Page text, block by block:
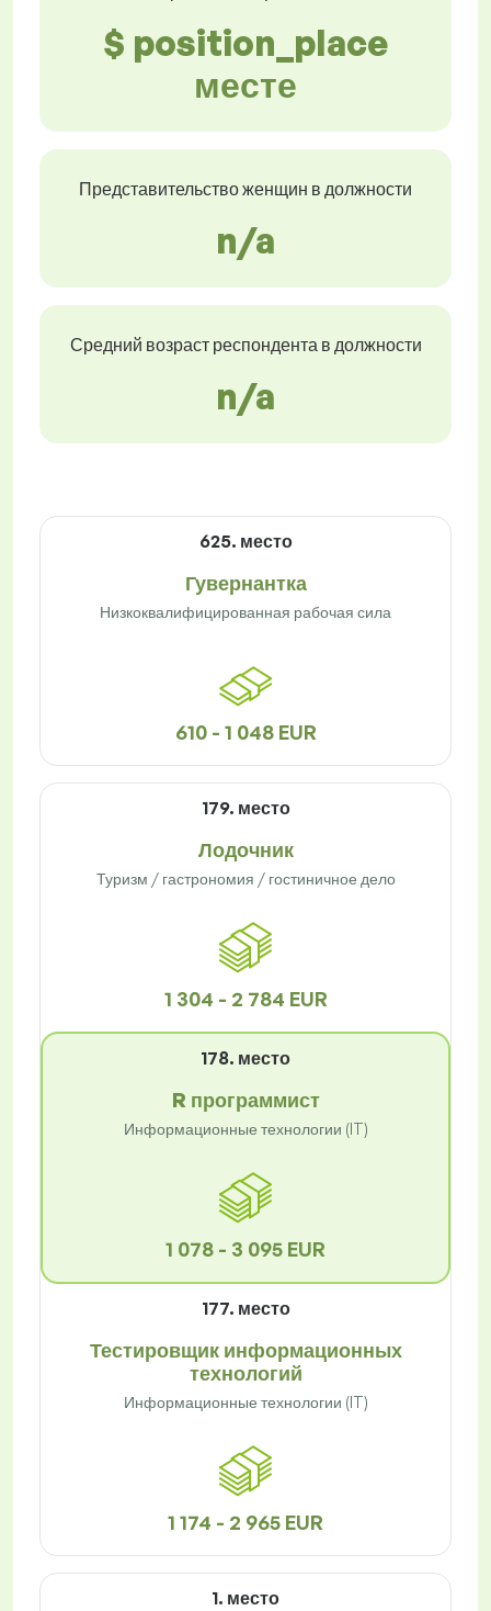
$ position_place
месте
Представительство женщин в должности
n/a
Средний возраст респондента в должности
n/a
625. место
Гувернантка
Низкоквалифицированная рабочая сила
610 - 1 048 EUR
179. место
Лодочник
Туризм / гастрономия / гостиничное дело
1 304 - 2 784 EUR
178. место
R программист
Информационные технологии (IT)
1 078 - 3 095 EUR
177. место
Тестировщик информационных
технологий
Информационные технологии (IT)
1 174 - 2 965 EUR
1. место